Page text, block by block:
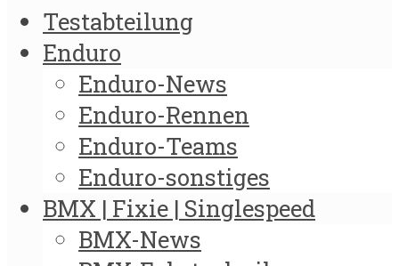
Testabteilung
Enduro
Enduro-News
Enduro-Rennen
Enduro-Teams
Enduro-sonstiges
BMX | Fixie | Singlespeed
BMX-News